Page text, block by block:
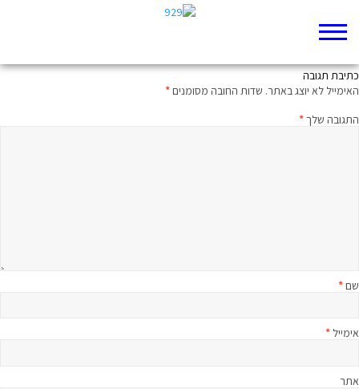
כתיבת תגובה
האימייל לא יוצג באתר. שדות החובה מסומנים*
התגובה שלך*
שם*
אימייל *
אתר